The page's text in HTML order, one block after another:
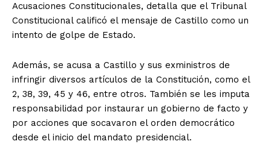
Acusaciones Constitucionales, detalla que el Tribunal
Constitucional calificó el mensaje de Castillo como un
intento de golpe de Estado.
Además, se acusa a Castillo y sus exministros de
infringir diversos artículos de la Constitución, como el
2, 38, 39, 45 y 46, entre otros. También se les imputa
responsabilidad por instaurar un gobierno de facto y
por acciones que socavaron el orden democrático
desde el inicio del mandato presidencial.